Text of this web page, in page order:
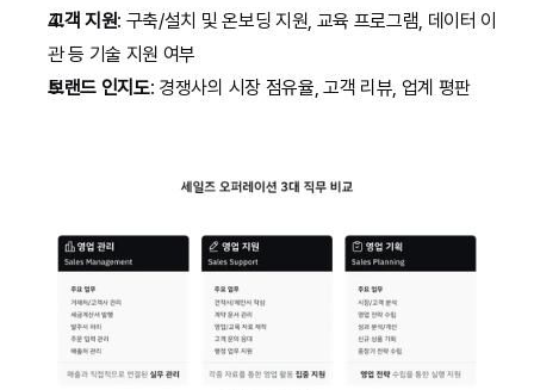
고객 지원: 구축/설치 및 온보딩 지원, 교육 프로그램, 데이터 이
관 등 기술 지원 여부
브랜드 인지도: 경쟁사의 시장 점유율, 고객 리뷰, 업계 평판